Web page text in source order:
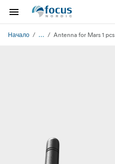
Начало ... Antenna for Mars 1 pcs